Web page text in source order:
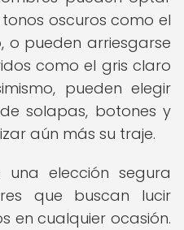
oscuros como el
o pueden arriesgarse
como el gris claro
pueden elegir
solapas, botones y
aún más su traje.
elección segura
que buscan lucir
en cualquier ocasión.